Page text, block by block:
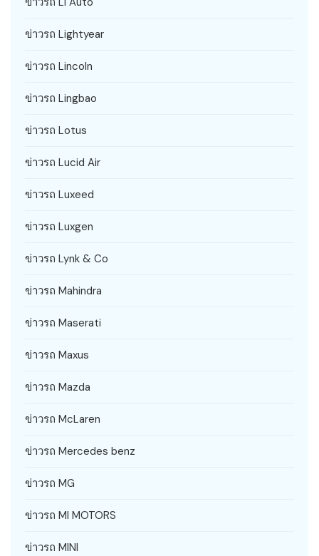
ข่าวรถ Lightyear
ข่าวรถ Lincoln
ข่าวรถ Lingbao
ข่าวรถ Lotus
ข่าวรถ Lucid Air
ข่าวรถ Luxeed
ข่าวรถ Luxgen
ข่าวรถ Lynk & Co
ข่าวรถ Mahindra
ข่าวรถ Maserati
ข่าวรถ Maxus
ข่าวรถ Mazda
ข่าวรถ McLaren
ข่าวรถ Mercedes benz
ข่าวรถ MG
ข่าวรถ MI MOTORS
ข่าวรถ MINI